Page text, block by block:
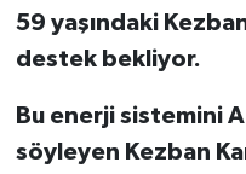
59 yaşındaki
destek bekliyor.
Bu enerji sistemini
söyleyen Kezban